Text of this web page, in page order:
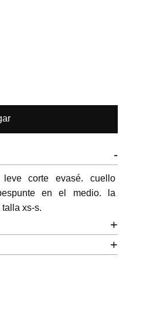
-
corte evasé. cuello
en el medio. la
xs-s.
+
+